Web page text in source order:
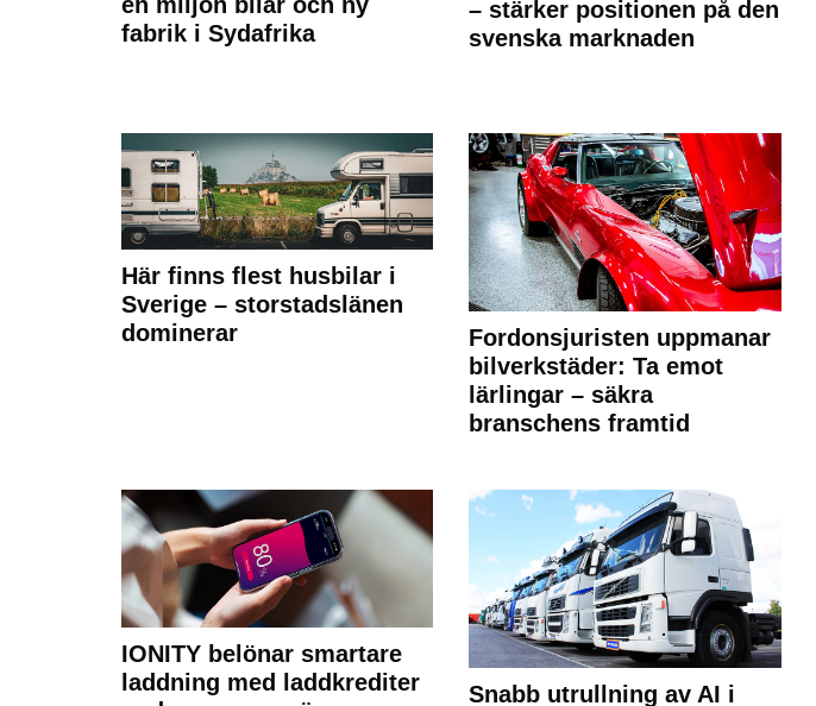
fabrik i Sydafrika
– stärker positionen på den
svenska marknaden
Här finns flest husbilar i
Sverige – storstadslänen
dominerar
Fordonsjuristen uppmanar
bilverkstäder: Ta emot
lärlingar – säkra
branschens framtid
IONITY belönar smartare
laddning med laddkrediter
Snabb utrullning av AI i